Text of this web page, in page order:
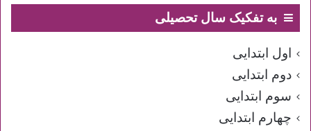
به تفکیک سال تحصیلی
اول ابتدایی
دوم ابتدایی
سوم ابتدایی
چهارم ابتدایی